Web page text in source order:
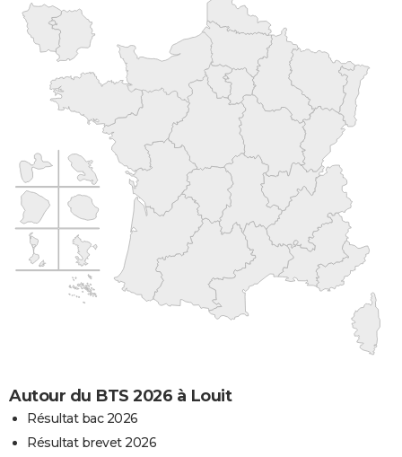
Autour du BTS 2026 à Louit
Résultat bac 2026
Résultat brevet 2026